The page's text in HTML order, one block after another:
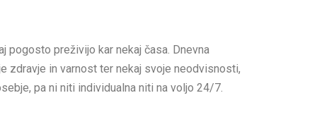
pogosto preživijo kar nekaj časa. Dnevna
zdravje in varnost ter nekaj svoje neodvisnosti,
pa ni niti individualna niti na voljo 24/7.